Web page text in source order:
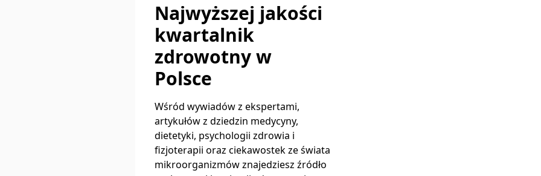
Najwyższej jakości
kwartalnik
zdrowotny w
Polsce
Wśród wywiadów z ekspertami,
artykułów z dziedzin medycyny,
dietetyki, psychologii zdrowia i
fizjoterapii oraz ciekawostek ze świata
mikroorganizmów znajedziesz źródło